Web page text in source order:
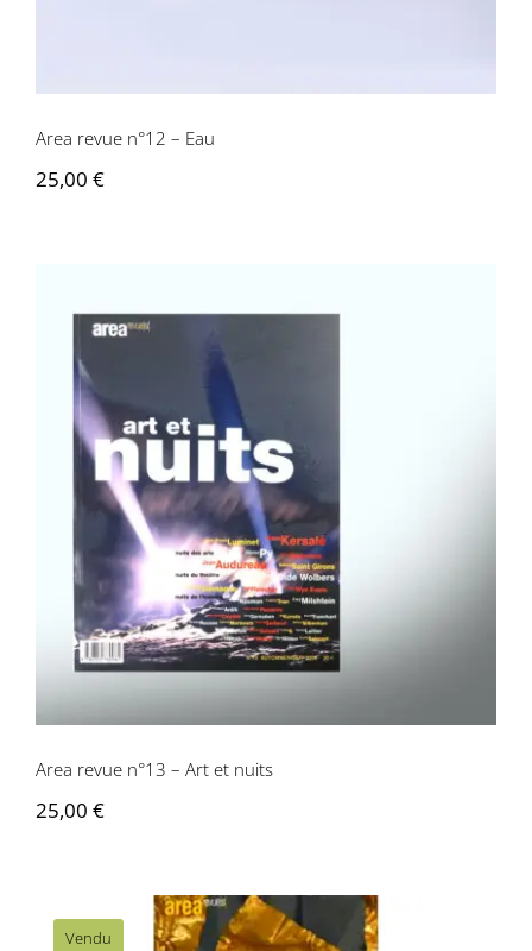
Area revue n°12 – Eau
25,00 €
Area revue n°13 – Art et nuits
Area revue n°13 – Art et nuits
25,00 €
Vendu